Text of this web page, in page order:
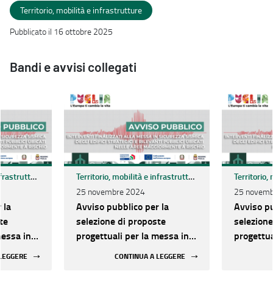
Territorio, mobilità e infrastrutture
Pubblicato il 16 ottobre 2025
Bandi e avvisi collegati
Territorio, mobilità e infrastrutture
la
in
Territorio, mobilità e infrastrutture
25 novembre 2024
Avviso pubblico per la
selezione di proposte
progettuali per la messa in
CONTINUA A LEGGERE
25
Avviso